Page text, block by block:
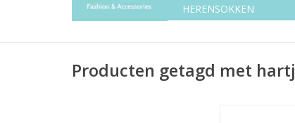
HERENSOKKEN
Producten getagd met